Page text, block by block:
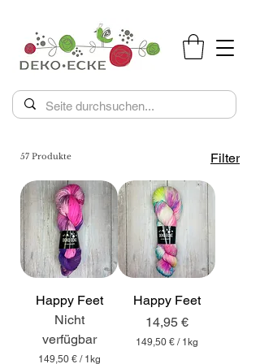
57 Produkte Filter
Happy Feet
Nicht
verfügbar
149,50 € / 1kg
Happy Feet
Preis
14,95 €
149,50 € / 1kg